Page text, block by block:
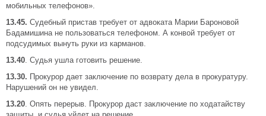
мобильных телефонов».
13.45. Судебный пристав требует от адвоката Марии Бароновой
Бадамишина не пользоваться телефоном. А конвой требует от
подсудимых вынуть руки из карманов.
13.40. Судья ушла готовить решение.
13.30. Прокурор дает заключение по возврату дела в прокуратуру.
Нарушений он не увидел.
13.20. Опять перерыв. Прокурор даст заключение по ходатайству